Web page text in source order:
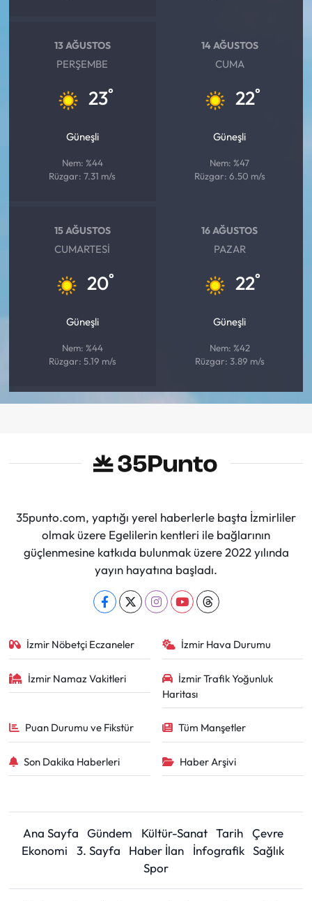
13 AĞUSTOS
PERŞEMBE
23°
Güneşli
Nem: %44
Rüzgar: 7.31 m/s
14 AĞUSTOS
CUMA
22°
Güneşli
Nem: %47
Rüzgar: 6.50 m/s
15 AĞUSTOS
CUMARTESI
20°
Güneşli
Nem: %44
Rüzgar: 5.19 m/s
16 AĞUSTOS
PAZAR
22°
Güneşli
Nem: %42
Rüzgar: 3.89 m/s
35punto.com, yaptığı yerel haberlerle başta İzmirliler
olmak üzere Egelilerin kentleri ile bağlarının
güçlenmesine katkıda bulunmak üzere 2022 yılında
yayın hayatına başladı.
İzmir Nöbetçi Eczaneler İzmir Hava Durumu
İzmir Namaz Vakitleri
İzmir Trafik Yoğunluk
Haritası
Puan Durumu ve Fikstür Tüm Manşetler
Son Dakika Haberleri Haber Arşivi
Ana Sayfa Gündem Kültür-Sanat Tarih
Çevre
Ekonomi
3. Sayfa Haber İlan İnfografik Sağlık
Spor